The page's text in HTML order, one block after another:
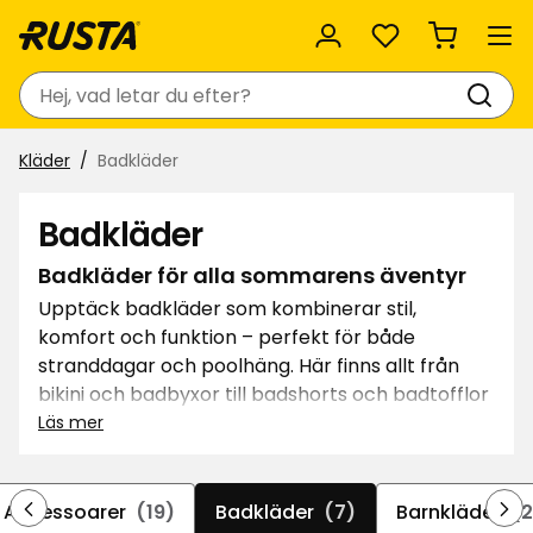
Favoriter
Sök
Kläder Badkläder
Badkläder
Badkläder för alla sommarens äventyr
Upptäck badkläder som kombinerar stil,
komfort och funktion – perfekt för både
stranddagar och poolhäng. Här finns allt från
bikini och badbyxor till badshorts och badtofflor
i olika modeller och färger, så att du enkelt hittar
simma eller bara koppla av i skuggan har vi
något som passar. Gör dig redo för säsongens
Läs mer
Accessoarer (19) Badkläder (7) Barnkläder